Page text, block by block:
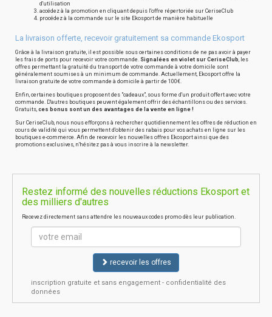
d'utilisation
accédez à la promotion en cliquant depuis l'offre répertoriée sur CeriseClub
procédez à la commande sur le site Ekosport de manière habituelle
La livraison offerte, recevoir gratuitement sa commande Ekosport
Grâce à la livraison gratuite, il est possible sous certaines conditions de ne pas avoir à payer
les frais de ports pour recevoir votre commande. Signalées en violet sur CeriseClub, les
offres permettant la gratuité du transport de votre commande à votre domicile sont
généralement soumises à un minimum de commande. Actuellement, Ekosport offre la
livraison gratuite de votre commande à domicile à partir de 100€.
Enfin, certaines boutiques proposent des "cadeaux", sous forme d'un produit offert avec votre
commande. D'autres boutiques peuvent également offrir des échantillons ou des services.
Gratuits, ces bonus sont un des avantages de la vente en ligne !
Sur CeriseClub, nous nous efforçons à rechercher quotidiennement les offres de réduction en
cours de validité qui vous permettent d'obtenir des rabais pour vos achats en ligne sur les
boutiques e-commerce. Afin de recevoir les nouvelles offres Ekosport ainsi que des
promotions exclusives, n'hésitez pas à vous inscrire à la newsletter.
Restez informé des nouvelles réductions Ekosport et
des milliers d'autres
Recevez directement sans attendre les nouveaux codes promo dès leur publication.
recevoir les offres
inscription gratuite et sans engagement - confidentialité des
données